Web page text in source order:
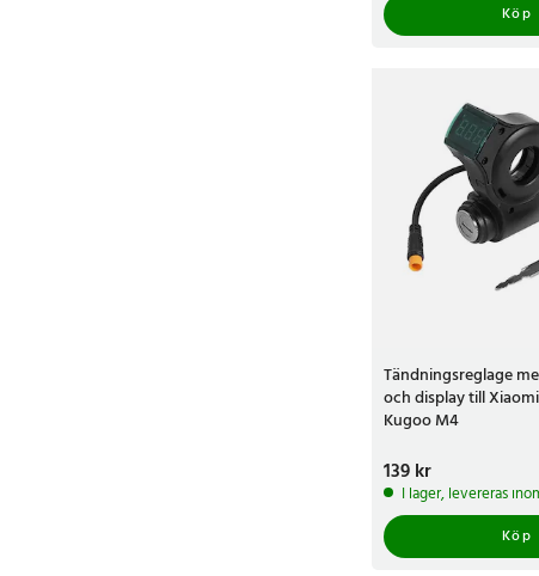
Köp
Tändningsreglage
och display till
Kugoo M4
Pris :139 kr
139 kr
I lager, levereras
Köp